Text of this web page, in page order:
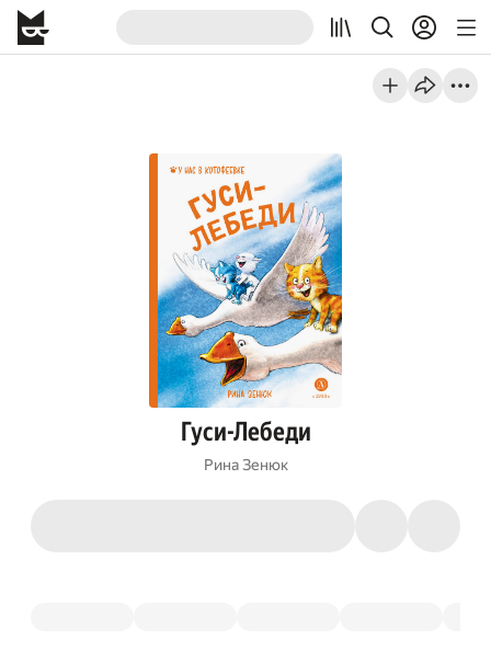
Гуси-Лебеди
Рина Зенюк